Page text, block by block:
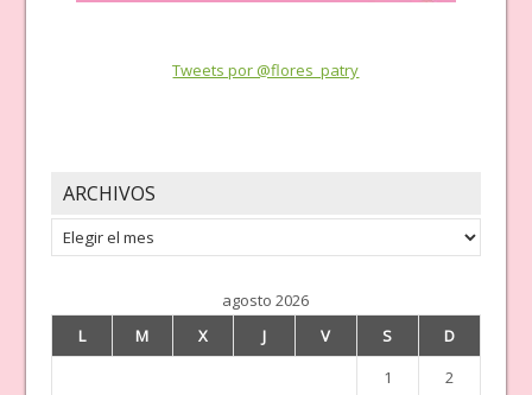
Tweets por @flores_patry
ARCHIVOS
Archivos
agosto 2026
L
M X J V S
D
1
2